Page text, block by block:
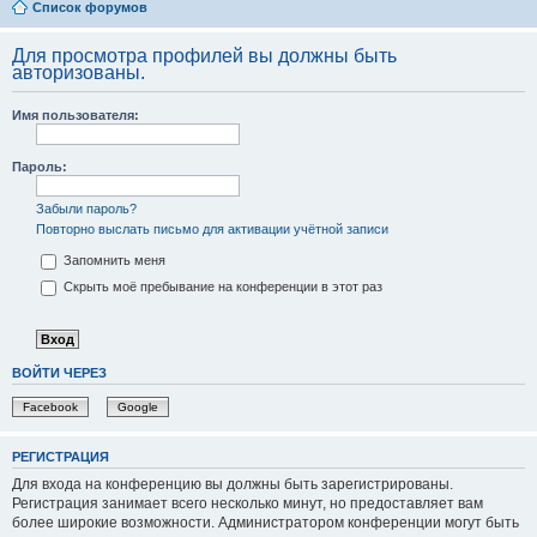
Список форумов
Для просмотра профилей вы должны быть
авторизованы.
Имя пользователя:
Пароль:
Забыли пароль?
Повторно выслать письмо для активации учётной записи
Запомнить меня
Скрыть моё пребывание на конференции в этот раз
ВОЙТИ ЧЕРЕЗ
Facebook Google
РЕГИСТРАЦИЯ
Для входа на конференцию вы должны быть зарегистрированы.
Регистрация занимает всего несколько минут, но предоставляет вам
более широкие возможности. Администратором конференции могут быть